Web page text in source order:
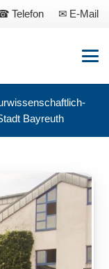
Telefon E-Mail
Bayreuth